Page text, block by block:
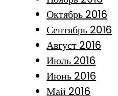
Октябрь 2016
Сентябрь 2016
Август 2016
Июль 2016
Июнь 2016
Май 2016